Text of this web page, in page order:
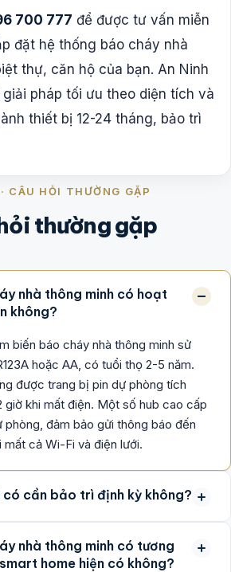
700 777 để được tư vấn miễn
đặt hệ thống báo cháy nhà
thự, căn hộ của bạn. An Ninh
pháp tối ưu theo diện tích và
thiết bị 12-24 tháng, bảo trì
CÂU HỎI THƯỜNG GẶP
thường gặp
nhà thông minh có hoạt
không?
biến báo cháy nhà thông minh sử
hoặc AA, có tuổi thọ 2-5 năm.
được trang bị pin dự phòng tích
giờ khi mất điện. Một số hub cao cấp
phòng, đảm bảo gửi thông báo đến
mất cả Wi-Fi và điện lưới.
có cần bảo trì định kỳ không?
nhà thông minh có tương
home hiện có không?